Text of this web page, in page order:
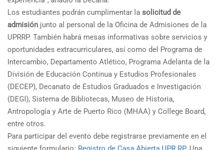
Los estudiantes podrán cumplimentar la solicitud de
admisión junto al personal de la Oficina de Admisiones de la
UPRRP. También habrá mesas informativas sobre servicios y
oportunidades extracurriculares, así como del Programa de
Intercambio, Departamento Atlético, Programa Adelanta de la
División de Educación Continua y Estudios Profesionales
(DECEP), Decanato de Estudios Graduados e Investigación
(DEGI), Sistema de Bibliotecas, Museo de Historia,
Antropología y Arte de Puerto Rico (MHAA) y College Board,
entre otros.
Para participar del evento debe registrarse previamente en el